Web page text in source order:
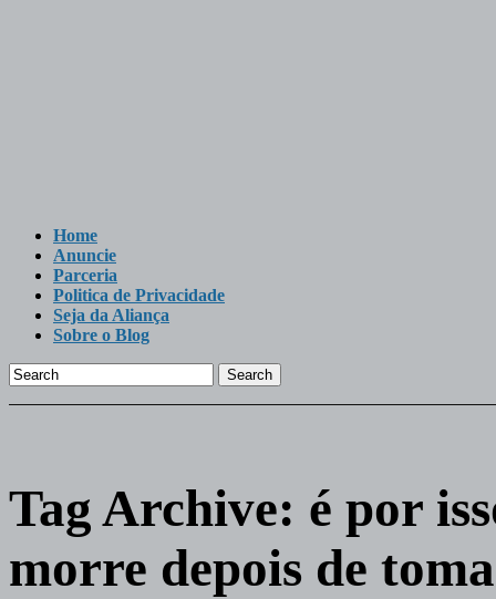
Home
Anuncie
Parceria
Politica de Privacidade
Seja da Aliança
Sobre o Blog
Search
Tag Archive: é por
morre depois de